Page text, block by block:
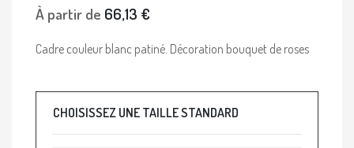
À partir de 66,13 €
Cadre couleur blanc patiné. Décoration bouquet de roses
CHOISISSEZ UNE TAILLE STANDARD